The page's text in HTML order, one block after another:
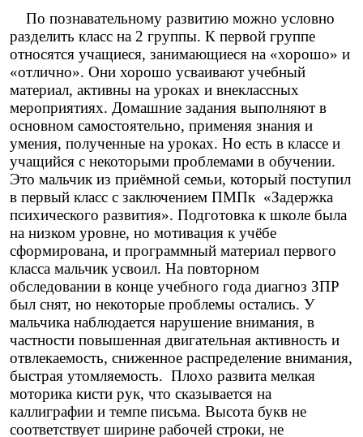
По познавательному развитию можно условно
разделить класс на 2 группы. К первой группе
относятся учащиеся, занимающиеся на «хорошо» и
«отлично». Они хорошо усваивают учебный
материал, активны на уроках и внеклассных
мероприятиях. Домашние задания выполняют в
основном самостоятельно, применяя знания и
умения, полученные на уроках. Но есть в классе и
учащийся с некоторыми проблемами в обучении.
Это мальчик из приёмной семьи, который поступил
в первый класс с заключением ПМПк «Задержка
психического развития». Подготовка к школе была
на низком уровне, но мотивация к учёбе
сформирована, и программный материал первого
класса мальчик усвоил. На повторном
обследовании в конце учебного года диагноз ЗПР
был снят, но некоторые проблемы остались. У
мальчика наблюдается нарушение внимания, в
частности повышенная двигательная активность и
отвлекаемость, сниженное распределение внимания,
быстрая утомляемость. Плохо развита мелкая
моторика кисти рук, что сказывается на
каллиграфии и темпе письма. Высота букв не
соответствует ширине рабочей строки, не